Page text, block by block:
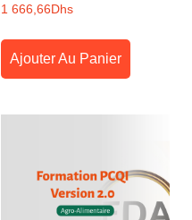
1 666,66Dhs
Ajouter Au Panier